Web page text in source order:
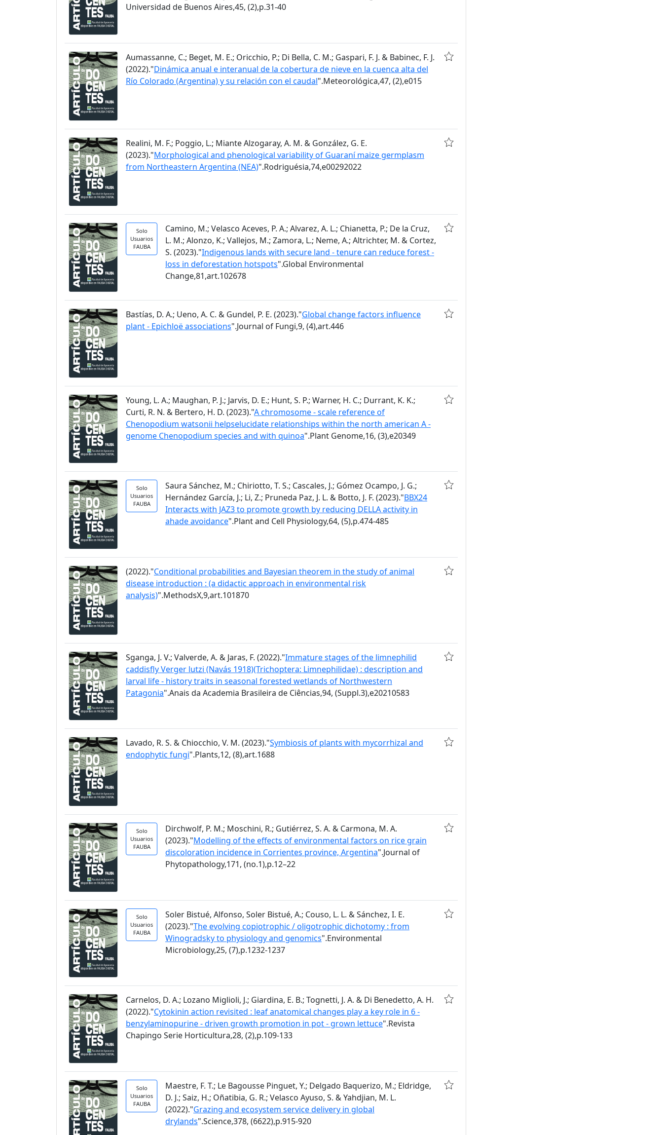
Universidad de Buenos Aires,45, (2),p.31-40
Aumassanne, C.; Beget, M. E.; Oricchio, P.; Di Bella, C. M.; Gaspari, F. J. & Babinec, F. J.
(2022)."Dinámica anual e interanual de la cobertura de nieve en la cuenca alta del
Río Colorado (Argentina) y su relación con el caudal".Meteorológica,47, (2),e015
Realini, M. F.; Poggio, L.; Miante Alzogaray, A. M. & González, G. E.
(2023)."Morphological and phenological variability of Guaraní maize germplasm
from Northeastern Argentina (NEA)".Rodriguésia,74,e00292022
Solo
Usuarios
FAUBA
Camino, M.; Velasco Aceves, P. A.; Alvarez, A. L.; Chianetta, P.; De la Cruz,
L. M.; Alonzo, K.; Vallejos, M.; Zamora, L.; Neme, A.; Altrichter, M. & Cortez,
S. (2023)."Indigenous lands with secure land - tenure can reduce forest -
loss in deforestation hotspots".Global Environmental
Change,81,art.102678
Bastías, D. A.; Ueno, A. C. & Gundel, P. E. (2023)."Global change factors influence
plant - Epichloë associations".Journal of Fungi,9, (4),art.446
Young, L. A.; Maughan, P. J.; Jarvis, D. E.; Hunt, S. P.; Warner, H. C.; Durrant, K. K.;
Curti, R. N. & Bertero, H. D. (2023)."A chromosome - scale reference of
Chenopodium watsonii helpselucidate relationships within the north american A -
genome Chenopodium species and with quinoa".Plant Genome,16, (3),e20349
Solo
Usuarios
FAUBA
Saura Sánchez, M.; Chiriotto, T. S.; Cascales, J.; Gómez Ocampo, J. G.;
Hernández García, J.; Li, Z.; Pruneda Paz, J. L. & Botto, J. F. (2023)."BBX24
Interacts with JAZ3 to promote growth by reducing DELLA activity in
ahade avoidance".Plant and Cell Physiology,64, (5),p.474-485
(2022)."Conditional probabilities and Bayesian theorem in the study of animal
disease introduction : (a didactic approach in environmental risk
analysis)".MethodsX,9,art.101870
Sganga, J. V.; Valverde, A. & Jaras, F. (2022)."Immature stages of the limnephilid
caddisfly Verger lutzi (Navás 1918)(Trichoptera: Limnephilidae) : description and
larval life - history traits in seasonal forested wetlands of Northwestern
Patagonia".Anais da Academia Brasileira de Ciências,94, (Suppl.3),e20210583
Lavado, R. S. & Chiocchio, V. M. (2023)."Symbiosis of plants with mycorrhizal and
endophytic fungi".Plants,12, (8),art.1688
Solo
Usuarios
FAUBA
Dirchwolf, P. M.; Moschini, R.; Gutiérrez, S. A. & Carmona, M. A.
(2023)."Modelling of the effects of environmental factors on rice grain
discoloration incidence in Corrientes province, Argentina".Journal of
Phytopathology,171, (no.1),p.12–22
Solo
Usuarios
FAUBA
Soler Bistué, Alfonso, Soler Bistué, A.; Couso, L. L. & Sánchez, I. E.
(2023)."The evolving copiotrophic / oligotrophic dichotomy : from
Winogradsky to physiology and genomics".Environmental
Microbiology,25, (7),p.1232-1237
Carnelos, D. A.; Lozano Miglioli, J.; Giardina, E. B.; Tognetti, J. A. & Di Benedetto, A. H.
(2022)."Cytokinin action revisited : leaf anatomical changes play a key role in 6 -
benzylaminopurine - driven growth promotion in pot - grown lettuce".Revista
Chapingo Serie Horticultura,28, (2),p.109-133
Solo
Usuarios
FAUBA
Maestre, F. T.; Le Bagousse Pinguet, Y.; Delgado Baquerizo, M.; Eldridge,
D. J.; Saiz, H.; Oñatibia, G. R.; Velasco Ayuso, S. & Yahdjian, M. L.
(2022)."Grazing and ecosystem service delivery in global
drylands".Science,378, (6622),p.915-920